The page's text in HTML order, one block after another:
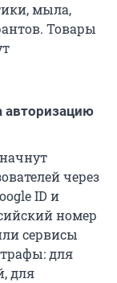
мыла,
Товары
авторизацию
через
ID и
номер
сервисы
для
для